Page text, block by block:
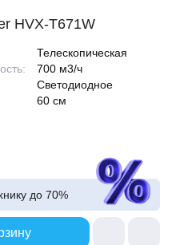
HVX-T671W
Телескопическая
700 м3/ч
Светодиодное
60 см
до 70%